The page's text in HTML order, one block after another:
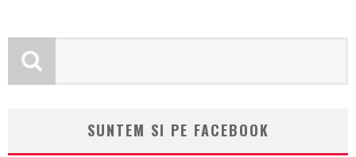
SUNTEM SI PE FACEBOOK